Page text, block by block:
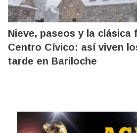
Nieve, paseos y la clásica
Centro Cívico: así viven
tarde en Bariloche